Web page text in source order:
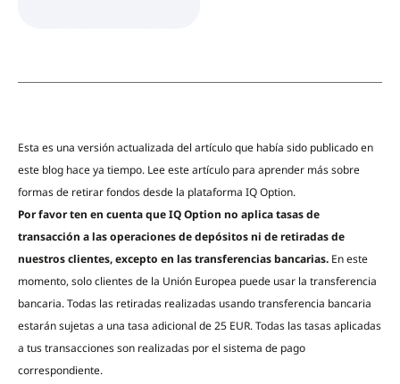
Esta es una versión actualizada del artículo que había sido publicado en
este blog hace ya tiempo. Lee este artículo para aprender más sobre
formas de retirar fondos desde la plataforma IQ Option.
Por favor ten en cuenta que IQ Option no aplica tasas de
transacción a las operaciones de depósitos ni de retiradas de
nuestros clientes, excepto en las transferencias bancarias. En este
momento, solo clientes de la Unión Europea puede usar la transferencia
bancaria. Todas las retiradas realizadas usando transferencia bancaria
estarán sujetas a una tasa adicional de 25 EUR. Todas las tasas aplicadas
a tus transacciones son realizadas por el sistema de pago
correspondiente.